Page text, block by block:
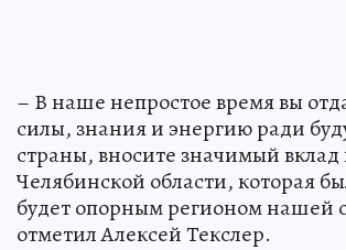
– В наше непростое время вы
силы, знания и энергию ради
страны, вносите значимый вклад
Челябинской области, которая
будет опорным регионом нашей
отметил Алексей Текслер.